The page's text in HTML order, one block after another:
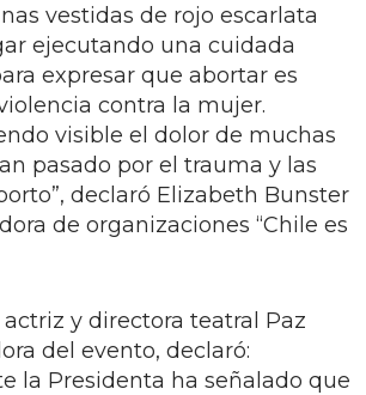
vestidas de rojo escarlata
ejecutando una cuidada
expresar que abortar es
contra la mujer.
visible el dolor de muchas
pasado por el trauma y las
declaró Elizabeth Bunster
de organizaciones “Chile es
y directora teatral Paz
del evento, declaró:
la Presidenta ha señalado que